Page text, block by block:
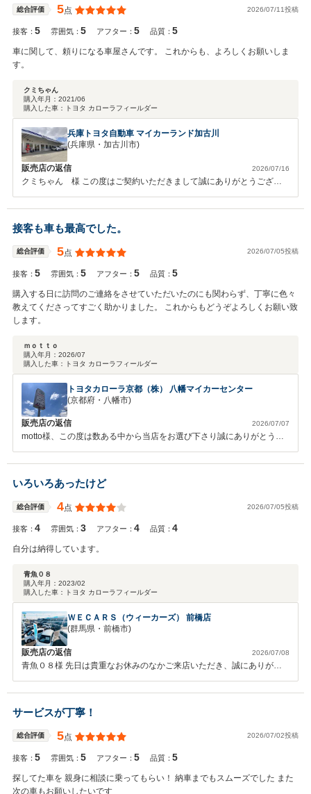
総合評価 5点 2026/07/11投稿
接客：5 雰囲気：5 アフター：5 品質：5
車に関して、頼りになる車屋さんです。 これからも、よろしくお願いしま
す。
クミちゃん
購入年月： 2021/06
購入した車：
トヨタ カローラフィールダー
兵庫トヨタ自動車 マイカーランド加古川
(兵庫県・加古川市)
販売店の返信 2026/07/16
クミちゃん 様 この度はご契約いただきまして誠にありがとうござい
い評価をいただきまして、社員一同心から感謝しております。 何かお
困りの際はぜひお気軽にお立ち寄りください。 今後とも、どうぞ宜し
くお願い致します。
接客も車も最高でした。
総合評価 5点 2026/07/05投稿
接客：5 雰囲気：5 アフター：5 品質：5
購入する日に訪問のご連絡をさせていただいたのにも関わらず、丁寧に色々
教えてくださってすごく助かりました。 これからもどうぞよろしくお願い致
します。
ｍｏｔｔｏ
購入年月： 2026/07
購入した車：
トヨタ カローラフィールダー
トヨタカローラ京都（株） 八幡マイカーセンター
(京都府・八幡市)
販売店の返信 2026/07/07
motto様、この度は数ある中から当店をお選び下さり誠にありがとうご
ざいました。初めてのお車という事もあり、今後分からない事も多く出
てくるかと思いますが、しっかりとサポートして参りますので引き続き
いろいろあったけど
総合評価 4点 2026/07/05投稿
接客：4 雰囲気：3 アフター：4 品質：4
自分は納得しています。
青魚０８
購入年月： 2023/02
購入した車：
トヨタ カローラフィールダー
ＷＥＣＡＲＳ（ウィーカーズ） 前橋店
(群馬県・前橋市)
販売店の返信 2026/07/08
青魚０８様 先日は貴重なお休みのなかご来店いただき、誠にありがと
い、アフターサービスに関しても誠意をもってご対応させていただいて
おります。お客様にあったお車のご提案と、その後のお車のメンテナン
スを引き続きさせていただきます。今後ともお気軽に弊社にお越しくだ
さいませ。宜しくお願い致します。
サービスが丁寧！
総合評価 5点 2026/07/02投稿
接客：5 雰囲気：5 アフター：5 品質：5
探してた車を 親身に相談に乗ってもらい！ 納車までもスムーズでした また
次の車もお願いしたいです